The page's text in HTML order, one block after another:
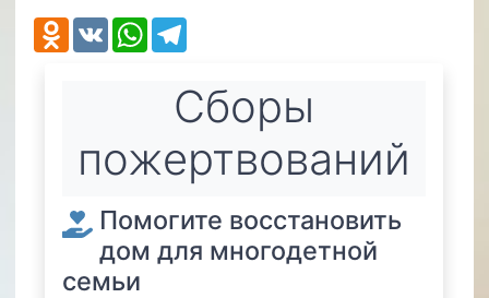
Odnoklassniki
VK WhatsApp
Cборы
пожертвований
Помогите восстановить
дом для многодетной
семьи